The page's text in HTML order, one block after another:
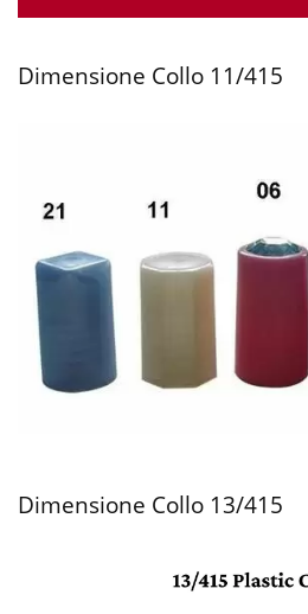
Dimensione Collo 11/415
Dimensione Collo 13/415